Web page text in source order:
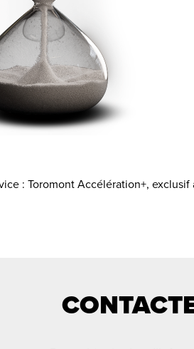
: Toromont Accélération+,